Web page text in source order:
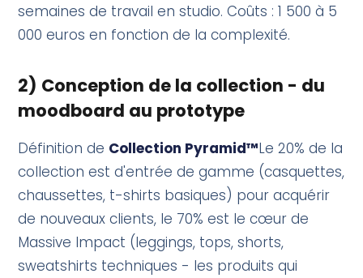
semaines de travail en studio. Coûts : 1 500 à 5
000 euros en fonction de la complexité.
2) Conception de la collection - du
moodboard au prototype
Définition de Collection Pyramid™Le 20% de la
collection est d'entrée de gamme (casquettes,
chaussettes, t-shirts basiques) pour acquérir
de nouveaux clients, le 70% est le cœur de
Massive Impact (leggings, tops, shorts,
sweatshirts techniques - les produits qui